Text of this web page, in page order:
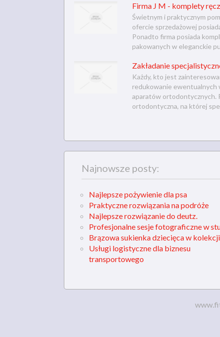
Firma J M - komplety
Świetnym i praktycznym
ofercie sprzedażowej
Ponadto firma posiada
pakowanych w eleganckie
Zakładanie
Każdy, kto jest
redukowanie ewentualnych
aparatów ortodontycznych.
ortodontyczna, na której
Najnowsze posty:
Najlepsze pożywienie dla psa
Praktyczne rozwiązania na podróże
Najlepsze rozwiązanie do deutz.
Profesjonalne sesje fotograficzne w
Brązowa sukienka dziecięca w
Usługi logistyczne dla biznesu
transportowego